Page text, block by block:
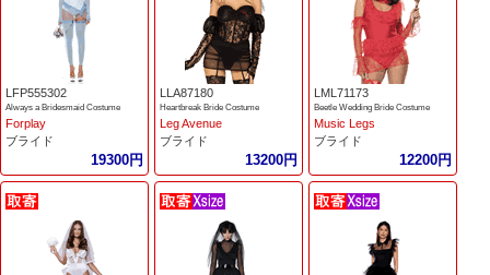
LFP555302
Always a Bridesmaid Costume
Forplay
ブライド
19300円
LLA87180
Heartbreak Bride Costume
Leg Avenue
ブライド
13200円
LML71173
Beetle Wedding Bride Costume
Music Legs
ブライド
12200円